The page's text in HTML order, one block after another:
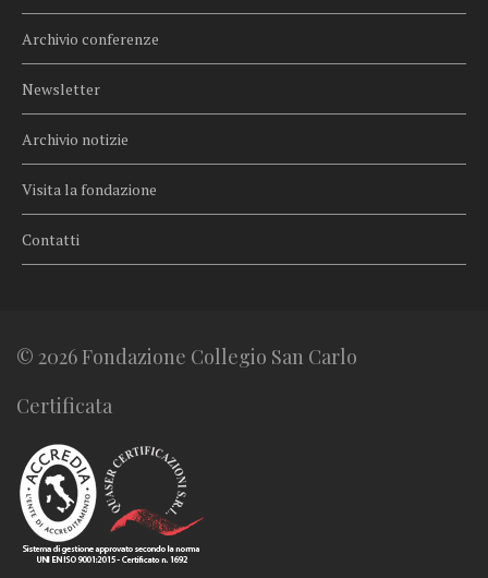
Archivio conferenze
Newsletter
Archivio notizie
Visita la fondazione
Contatti
© 2026 Fondazione Collegio San Carlo
Certificata